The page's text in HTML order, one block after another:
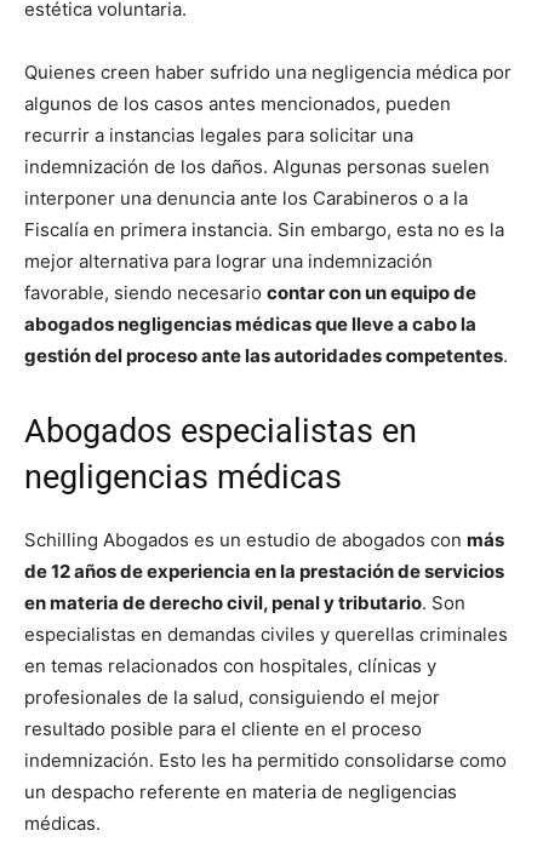
estética voluntaria.
Quienes creen haber sufrido una negligencia médica por
algunos de los casos antes mencionados, pueden
recurrir a instancias legales para solicitar una
indemnización de los daños. Algunas personas suelen
interponer una denuncia ante los Carabineros o a la
Fiscalía en primera instancia. Sin embargo, esta no es la
mejor alternativa para lograr una indemnización
favorable, siendo necesario contar con un equipo de
abogados negligencias médicas que lleve a cabo la
gestión del proceso ante las autoridades competentes.
Abogados especialistas en
negligencias médicas
Schilling Abogados es un estudio de abogados con más
de 12 años de experiencia en la prestación de servicios
en materia de derecho civil, penal y tributario. Son
especialistas en demandas civiles y querellas criminales
en temas relacionados con hospitales, clínicas y
profesionales de la salud, consiguiendo el mejor
resultado posible para el cliente en el proceso
indemnización. Esto les ha permitido consolidarse como
un despacho referente en materia de negligencias
médicas.